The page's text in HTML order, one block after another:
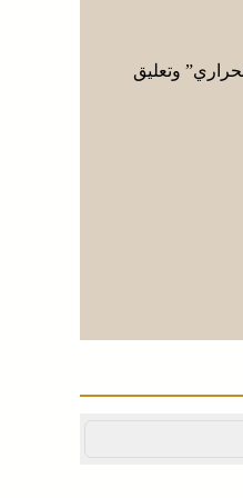
وتعليق